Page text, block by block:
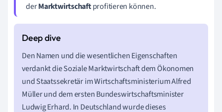
derMarktwirtschaftprofitieren können.
Den Namen und die wesentlichen Eigenschaften
verdankt die Soziale Marktwirtschaft dem Ökonomen
und Staatssekretär im Wirtschaftsministerium Alfred
Müller und dem ersten Bundeswirtschaftsminister
Ludwig Erhard. In Deutschland wurde dieses